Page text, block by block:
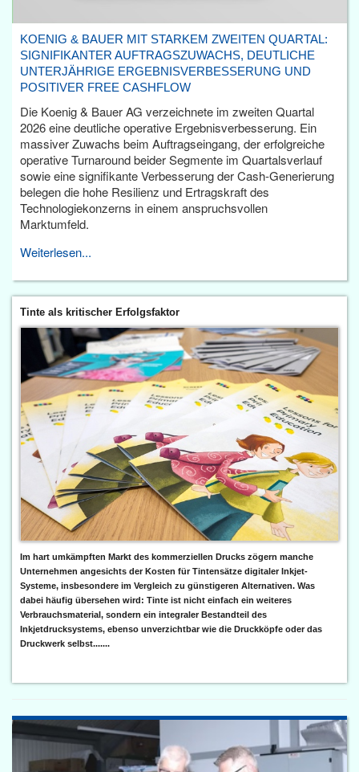
KOENIG & BAUER MIT STARKEM ZWEITEN QUARTAL:
SIGNIFIKANTER AUFTRAGSZUWACHS, DEUTLICHE
UNTERJÄHRIGE ERGEBNISVERBESSERUNG UND
POSITIVER FREE CASHFLOW
Die Koenig & Bauer AG verzeichnete im zweiten Quartal
2026 eine deutliche operative Ergebnisverbesserung. Ein
massiver Zuwachs beim Auftragseingang, der erfolgreiche
operative Turnaround beider Segmente im Quartalsverlauf
sowie eine signifikante Verbesserung der Cash-Generierung
belegen die hohe Resilienz und Ertragskraft des
Technologiekonzerns in einem anspruchsvollen
Marktumfeld.
Weiterlesen...
Tinte als kritischer Erfolgsfaktor
Im hart umkämpften Markt des kommerziellen Drucks zögern manche
Unternehmen angesichts der Kosten für Tintensätze digitaler Inkjet-
Systeme, insbesondere im Vergleich zu günstigeren Alternativen. Was
dabei häufig übersehen wird: Tinte ist nicht einfach ein weiteres
Verbrauchsmaterial, sondern ein integraler Bestandteil des
Inkjetdrucksystems, ebenso unverzichtbar wie die Druckköpfe oder das
Druckwerk selbst.......